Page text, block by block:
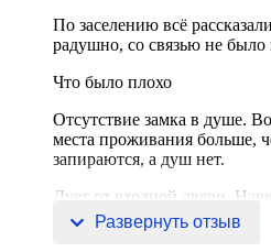
По заселению всё
радушно, со связью не было
Что было плохо
Отсутствие замка в душе.
места проживания больше,
запираются, а душ нет.
Дует от входной двери.
жарко, а вот внизу от две
Развернуть отзыв